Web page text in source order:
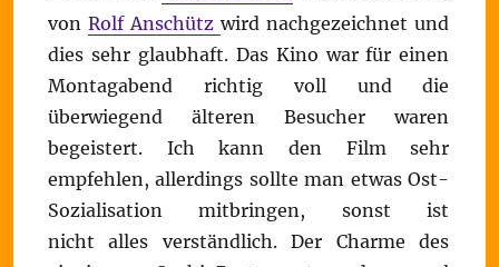
vonRolf Anschützwird nachgezeichnet und
dies sehr glaubhaft. Das Kino war für einen
Montagabend richtig voll und die
überwiegend älteren Besucher waren
begeistert. Ich kann den Film sehr
empfehlen, allerdings sollte man etwas Ost-
Sozialisation mitbringen, sonst ist
nicht alles verständlich. Der Charme des